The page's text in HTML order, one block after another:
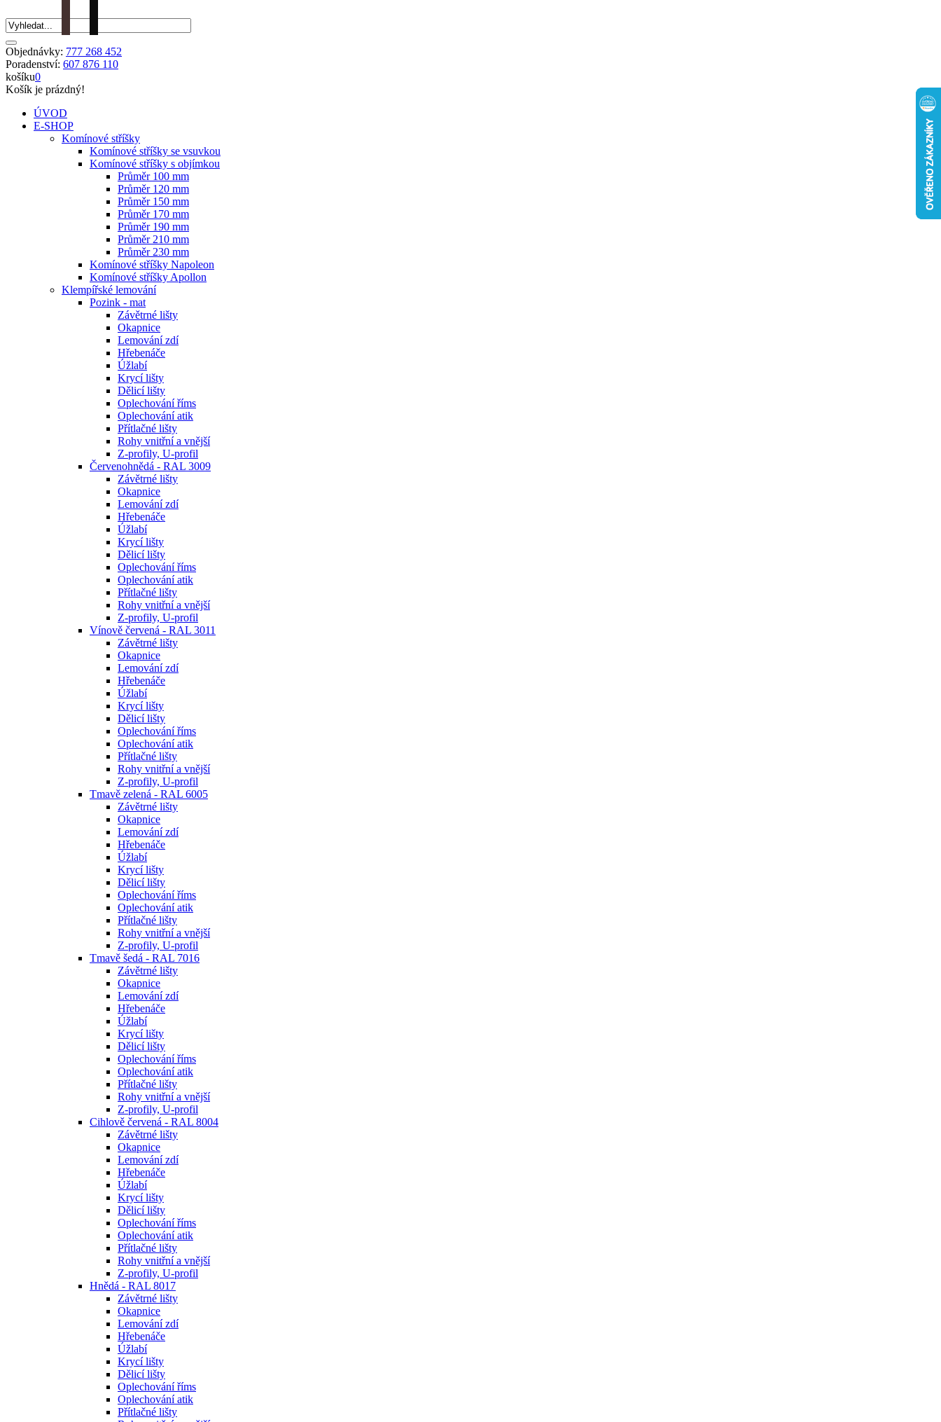
Objednávky: 777 268 452
Poradenství: 607 876 110
košíku0
Košík je prázdný!
ÚVOD
E-SHOP
Komínové stříšky
Komínové stříšky se vsuvkou
Komínové stříšky s objímkou
Průměr 100 mm
Průměr 120 mm
Průměr 150 mm
Průměr 170 mm
Průměr 190 mm
Průměr 210 mm
Průměr 230 mm
Komínové stříšky Napoleon
Komínové stříšky Apollon
Klempířské lemování
Pozink - mat
Závětrné lišty
Okapnice
Lemování zdí
Hřebenáče
Úžlabí
Krycí lišty
Dělicí lišty
Oplechování říms
Oplechování atik
Přítlačné lišty
Rohy vnitřní a vnější
Z-profily, U-profil
Červenohnědá - RAL 3009
Závětrné lišty
Okapnice
Lemování zdí
Hřebenáče
Úžlabí
Krycí lišty
Dělicí lišty
Oplechování říms
Oplechování atik
Přítlačné lišty
Rohy vnitřní a vnější
Z-profily, U-profil
Vínově červená - RAL 3011
Závětrné lišty
Okapnice
Lemování zdí
Hřebenáče
Úžlabí
Krycí lišty
Dělicí lišty
Oplechování říms
Oplechování atik
Přítlačné lišty
Rohy vnitřní a vnější
Z-profily, U-profil
Tmavě zelená - RAL 6005
Závětrné lišty
Okapnice
Lemování zdí
Hřebenáče
Úžlabí
Krycí lišty
Dělicí lišty
Oplechování říms
Oplechování atik
Přítlačné lišty
Rohy vnitřní a vnější
Z-profily, U-profil
Tmavě šedá - RAL 7016
Závětrné lišty
Okapnice
Lemování zdí
Hřebenáče
Úžlabí
Krycí lišty
Dělicí lišty
Oplechování říms
Oplechování atik
Přítlačné lišty
Rohy vnitřní a vnější
Z-profily, U-profil
Cihlově červená - RAL 8004
Závětrné lišty
Okapnice
Lemování zdí
Hřebenáče
Úžlabí
Krycí lišty
Dělicí lišty
Oplechování říms
Oplechování atik
Přítlačné lišty
Rohy vnitřní a vnější
Z-profily, U-profil
Hnědá - RAL 8017
Závětrné lišty
Okapnice
Lemování zdí
Hřebenáče
Úžlabí
Krycí lišty
Dělicí lišty
Oplechování říms
Oplechování atik
Přítlačné lišty